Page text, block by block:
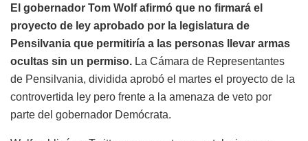
El gobernador Tom Wolf afirmó que no firmará el
proyecto de ley aprobado por la legislatura de
Pensilvania que permitiría a las personas llevar armas
ocultas sin un permiso. La Cámara de Representantes
de Pensilvania, dividida aprobó el martes el proyecto de la
controvertida ley pero frente a la amenaza de veto por
parte del gobernador Demócrata.